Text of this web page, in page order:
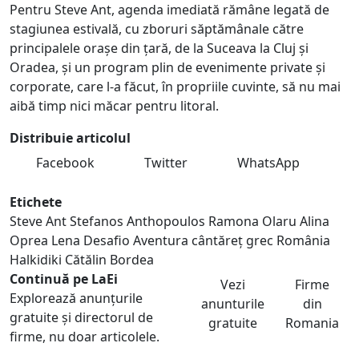
Pentru Steve Ant, agenda imediată rămâne legată de
stagiunea estivală, cu zboruri săptămânale către
principalele orașe din țară, de la Suceava la Cluj și
Oradea, și un program plin de evenimente private și
corporate, care l-a făcut, în propriile cuvinte, să nu mai
aibă timp nici măcar pentru litoral.
Distribuie articolul
Facebook
Twitter WhatsApp
Etichete
Steve AntStefanos Anthopoulos Ramona Olaru Alina
Oprea Lena Desafio Aventura cântăreț grec România
Halkidiki Cătălin Bordea
Continuă pe LaEi
Explorează anunțurile
gratuite și directorul de
firme, nu doar articolele.
Vezi
anunturile
gratuite
Firme
din
Romania